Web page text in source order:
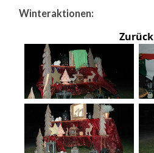
Winteraktionen:
Zurück